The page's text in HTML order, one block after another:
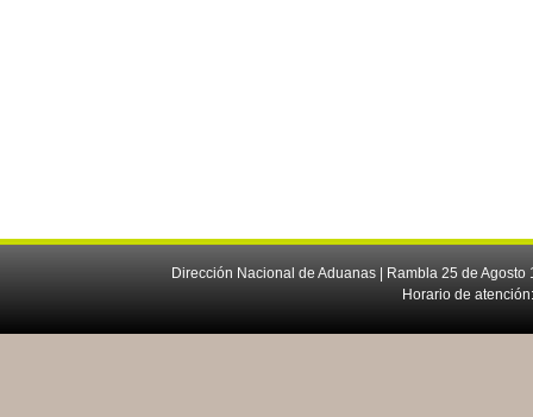
Dirección Nacional de Aduanas | Rambla 25 de
Horario de